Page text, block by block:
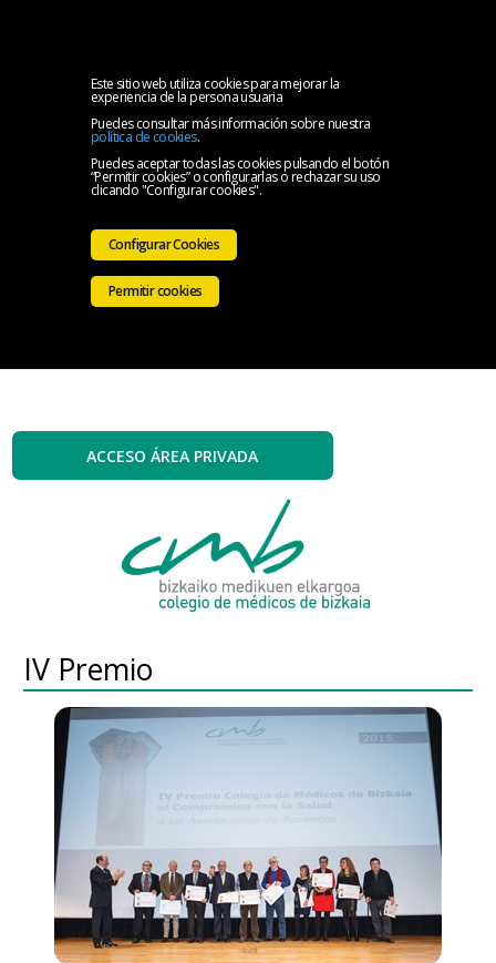
Este sitio web utiliza cookies para mejorar la
experiencia de la persona usuaria
Puedes consultar más información sobre nuestra
política de cookies.
Puedes aceptar todas las cookies pulsando el botón
“Permitir cookies” o configurarlas o rechazar su uso
clicando "Configurar cookies".
Configurar Cookies
Permitir cookies
IV Premio